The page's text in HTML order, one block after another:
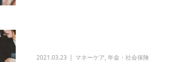
2021.03.23 マネーケア,年金・社会保険